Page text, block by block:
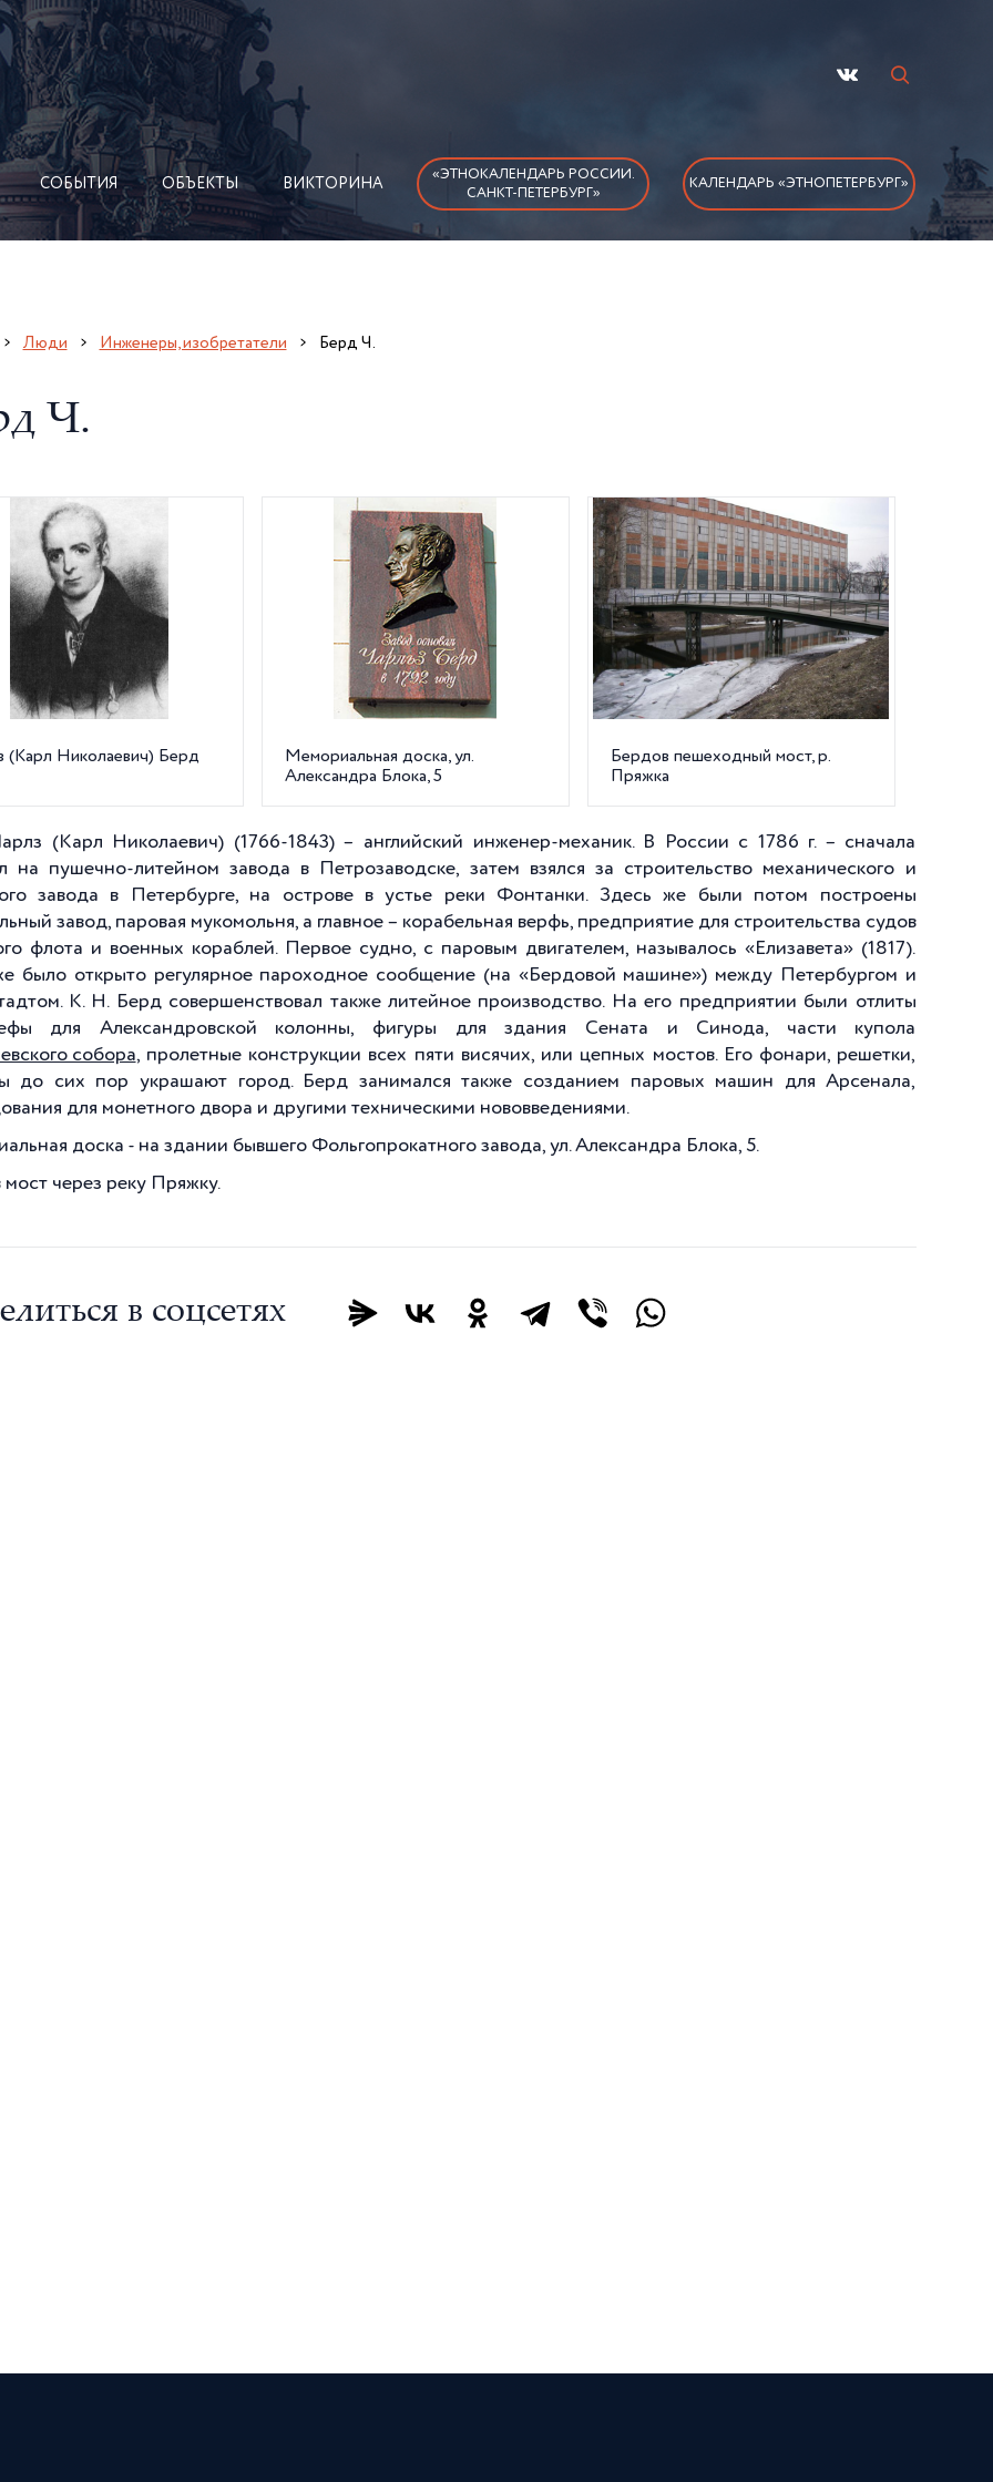
СОБЫТИЯ ОБЪЕКТЫ ВИКТОРИНА
«ЭТНОКАЛЕНДАРЬ РОССИИ.
САНКТ-ПЕТЕРБУРГ»
КАЛЕНДАРЬ «ЭТНОПЕТЕРБУРГ»
Люди Инженеры, изобретатели Берд Ч.
Ч.
(Карл Николаевич) Берд
Мемориальная доска, ул.
Александра Блока, 5
Бердов пешеходный мост, р.
Пряжка
(Карл Николаевич) (1766-1843) – английский инженер-механик. В России с 1786 г. – сначала
на пушечно-литейном завода в Петрозаводске, затем взялся за строительство механического и
завода в Петербурге, на острове в устье реки Фонтанки. Здесь же были потом построены
завод, паровая мукомольня, а главное – корабельная верфь, предприятие для строительства судов
флота и военных кораблей. Первое судно, с паровым двигателем, называлось «Елизавета» (1817).
было открыто регулярное пароходное сообщение (на «Бердовой машине») между Петербургом и
К. Н. Берд совершенствовал также литейное производство. На его предприятии были отлиты
для Александровской колонны, фигуры для здания Сената и Синода, части купола
собора, пролетные конструкции всех пяти висячих, или цепных мостов. Его фонари, решетки,
до сих пор украшают город. Берд занимался также созданием паровых машин для Арсенала,
для монетного двора и другими техническими нововведениями.
доска - на здании бывшего Фольгопрокатного завода, ул. Александра Блока, 5.
мост через реку Пряжку.
в соцсетях